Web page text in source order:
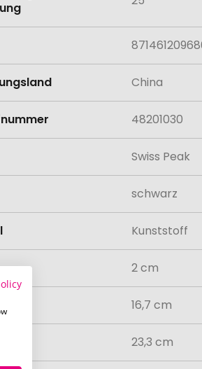
China
48201030
Swiss Peak
schwarz
Kunststoff
2 cm
16,7 cm
23,3 cm